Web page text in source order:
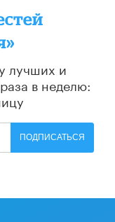
лучших и
в неделю:
ПОДПИСАТЬСЯ